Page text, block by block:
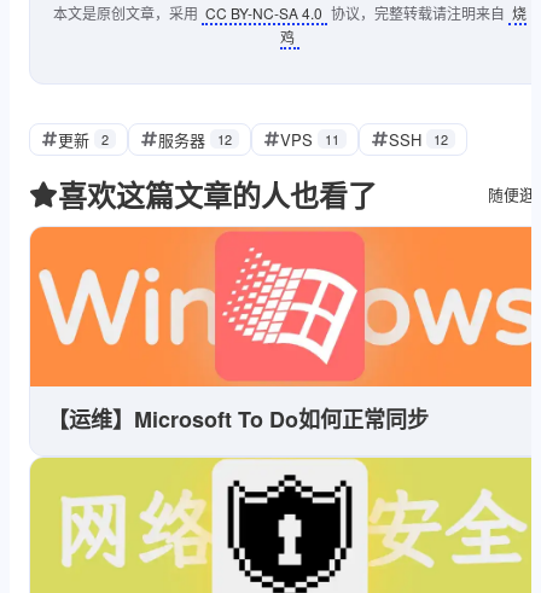
本文是原创文章，采用 CC BY-NC-SA 4.0 协议，完整转载请注明来自 烧
鸡
更新 2 服务器 12 VPS 11 SSH 12
喜欢这篇文章的人也看了 随便逛
【运维】Microsoft To Do如何正常同步